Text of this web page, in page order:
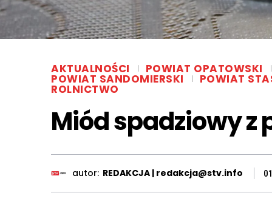
AKTUALNOŚCI POWIAT OPATOWSKI
POWIAT SANDOMIERSKI POWIAT
ROLNICTWO
Miód spadziowy z
autor: REDAKCJA | redakcja@stv.info